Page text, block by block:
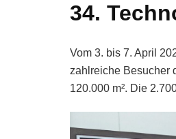
34.
Vom 3. bis 7. April
zahlreiche Besucher
120.000 m². Die